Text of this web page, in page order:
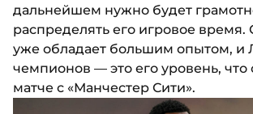
дальнейшем нужно будет
распределять его игровое
уже обладает большим опытом, и
чемпионов — это его уровень, что
матче с «Манчестер Сити».